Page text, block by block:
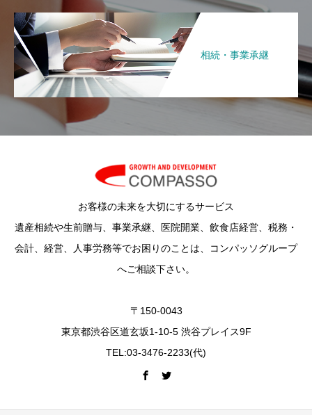
相続・事業承継
お客様の未来を大切にするサービス
遺産相続や生前贈与、事業承継、医院開業、飲食店経営、税務・
会計、経営、人事労務等でお困りのことは、コンパッソグループ
へご相談下さい。
〒150-0043
東京都渋谷区道玄坂1-10-5 渋谷プレイス9F
TEL:03-3476-2233(代)